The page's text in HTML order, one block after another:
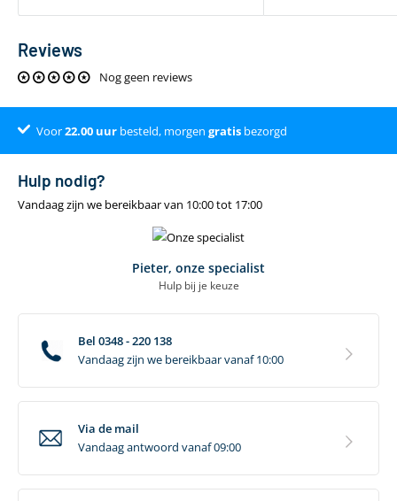
Centrale vergrendeling
Ja
Maximale lengte ski's dakkoffer (cm)
Materiaal dakkoffer
Opvouwbaar
Nee
Dakkoffer vorm
Groot
Montage eigenschappen
Maximale breedte dakdragers (MM)
Minimale afstand tussen dragervoeten (CM)
Maximale afstand tussen dakdragers (CM)
Kan met slot worden afgesloten
Ja
TÜV Goedgekeurd
City crash test-gecertificeerd
Ja
Reviews
Nog geen reviews
Voor22.00uurbesteld, morgen gratisbezorgd
Klantenbeoordeling 9.4
Hulp nodig?
Vandaag zijn we bereikbaar van 10:00 tot 17:00
Pieter, onze specialist
Hulp bij je keuze
Bel 0348 - 220 138
Vandaag zijn we bereikbaar vanaf 10:00
Via de mail
Vandaag antwoord vanaf 09:00